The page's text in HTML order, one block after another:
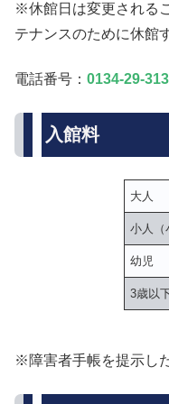
※休館日は変更される
テナンスのために休館
電話番号： 0134-29-
入館料
大人
小人（
幼児
3歳以
※障害者手帳を提示し